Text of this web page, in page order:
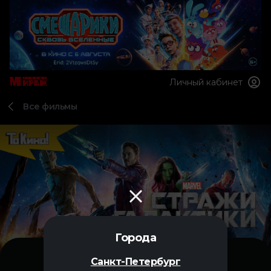
Города
Санкт-Петербург
Личный кабинет
Все фильмы